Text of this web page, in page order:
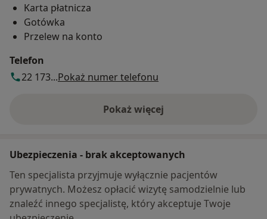
Karta płatnicza
Gotówka
Przelew na konto
Telefon
22 173...Pokaż numer telefonu
Pokaż więcej
o adresie
Ubezpieczenia - brak akceptowanych
Ten specjalista przyjmuje wyłącznie pacjentów
prywatnych. Możesz opłacić wizytę samodzielnie lub
znaleźć innego specjalistę, który akceptuje Twoje